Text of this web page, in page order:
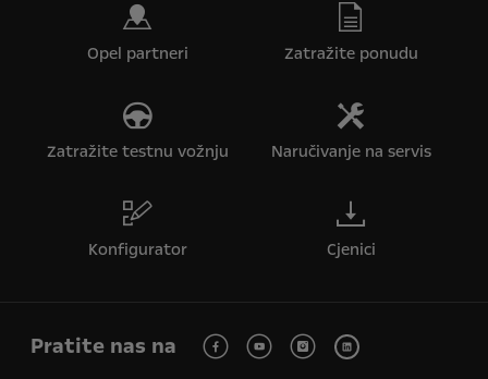
Opel partneri Zatražite ponudu
Zatražite testnu vožnju Naručivanje na servis
Konfigurator Cjenici
Pratite nas na